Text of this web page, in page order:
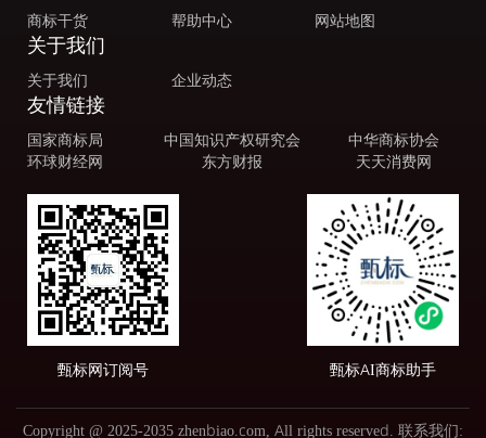
商标干货 帮助中心 网站地图
关于我们
关于我们 企业动态
友情链接
国家商标局 中国知识产权研究会
中华商标协会
环球财经网
东方财报 天天消费网
甄标网订阅号 甄标AI商标助手
Copyright @ 2025-2035 zhenbiao.com, All rights reserved. 联系我们: